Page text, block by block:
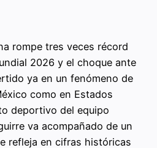
rompe tres veces récord
2026 y el choque ante
ya en un fenómeno de
como en Estados
deportivo del equipo
va acompañado de un
refleja en cifras históricas